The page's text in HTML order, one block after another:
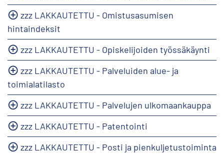
zzz LAKKAUTETTU - Omistusasumisen
hintaindeksit
zzz LAKKAUTETTU - Opiskelijoiden työssäkäynti
zzz LAKKAUTETTU - Palveluiden alue- ja
toimialatilasto
zzz LAKKAUTETTU - Palvelujen ulkomaankauppa
zzz LAKKAUTETTU - Patentointi
zzz LAKKAUTETTU - Posti ja pienkuljetustoiminta